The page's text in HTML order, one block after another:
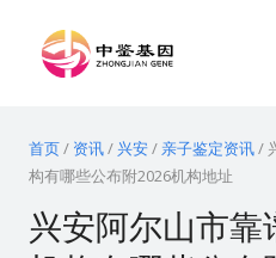
首页/ 资讯/ 兴安/ 亲子鉴定资讯/
构有哪些公布附2026机构地址
兴安阿尔山市靠